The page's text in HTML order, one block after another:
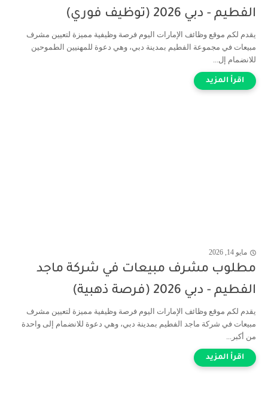
الفطيم - دبي 2026 (توظيف فوري)
يقدم لكم موقع وظائف الإمارات اليوم فرصة وظيفية مميزة لتعيين مشرف
مبيعات في مجموعة الفطيم بمدينة دبي، وهي دعوة للمهنيين الطموحين
للانضمام إل...
مايو 14, 2026
مطلوب مشرف مبيعات في شركة ماجد
الفطيم - دبي 2026 (فرصة ذهبية)
يقدم لكم موقع وظائف الإمارات اليوم فرصة وظيفية مميزة لتعيين مشرف
مبيعات في شركة ماجد الفطيم بمدينة دبي، وهي دعوة للانضمام إلى واحدة
من أكبر...